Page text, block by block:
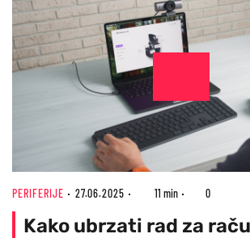
PERIFERIJE 27.06.2025 11 min 0
Kako ubrzati rad za